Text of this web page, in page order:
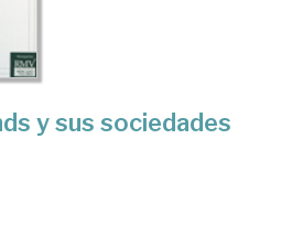
y sus sociedades